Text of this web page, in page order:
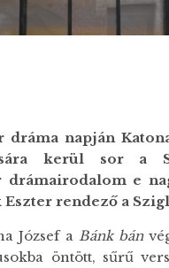
dráma napján
kerül sor a
e
rendező a
József a Bánk bán
öntött, sűrű